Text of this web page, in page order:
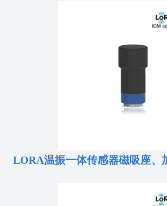
LORA温振一体传感器磁吸座、